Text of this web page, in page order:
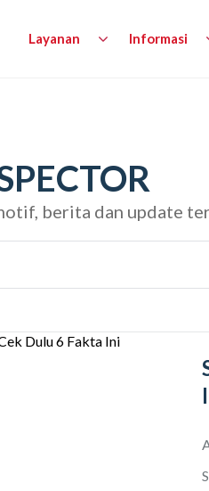
Layanan Informasi
berita dan update